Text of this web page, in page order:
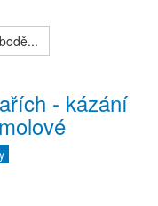
- kázání